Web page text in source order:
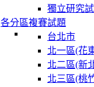
獨立研究
各分區複賽試題
台北市
北一區(花
北二區(新
北三區(桃